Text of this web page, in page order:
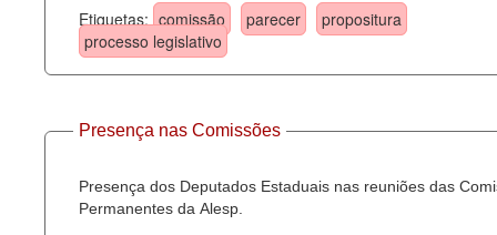
Etiquetas: comissão parecer
propositura
processo legislativo
Presença nas Comissões
Presença dos Deputados Estaduais nas reuniões das
Permanentes da Alesp.